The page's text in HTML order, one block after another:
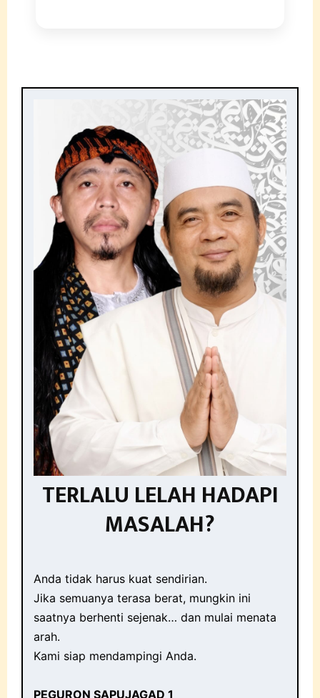
TERLALU LELAH HADAPI
MASALAH?
Anda tidak harus kuat sendirian.
Jika semuanya terasa berat, mungkin ini
saatnya berhenti sejenak… dan mulai menata
arah.
Kami siap mendampingi Anda.
PEGURON SAPUJAGAD 1